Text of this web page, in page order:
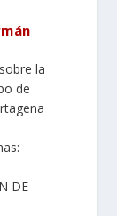
la
de
DE